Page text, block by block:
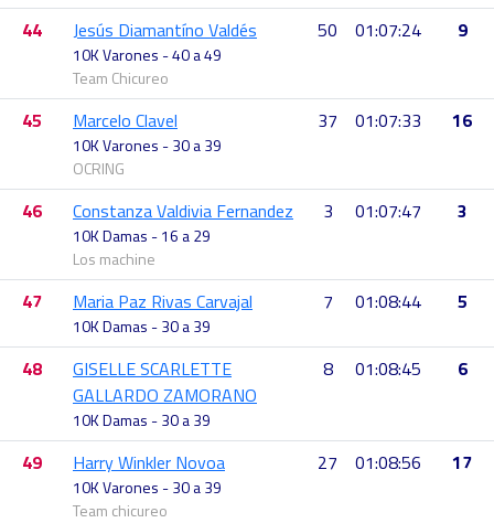
44 Jesús Diamantíno Valdés
10K Varones - 40 a 49
Team Chicureo
50 01:07:24 9
45 Marcelo Clavel
10K Varones - 30 a 39
OCRING
37 01:07:33 16
46 Constanza Valdivia Fernandez
10K Damas - 16 a 29
Los machine
3 01:07:47 3
47 Maria Paz Rivas Carvajal
10K Damas - 30 a 39
7 01:08:44 5
48
GISELLE SCARLETTE
GALLARDO ZAMORANO
10K Damas - 30 a 39
8 01:08:45 6
49 Harry Winkler Novoa
10K Varones - 30 a 39
Team chicureo
27 01:08:56 17